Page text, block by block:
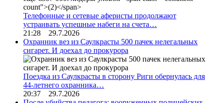
Телефонные и сетевые аферисты продолжают
устраивать успешные набеги на счета…
21:28 29.7.2026
Охранник вез из Саулкрасты 500 пачек нелегальных
сигарет. И доехал до прокурора
Поездка из Саулкрасты в сторону Риги обернулась для
44-летнего охранника…
20:37 29.7.2026